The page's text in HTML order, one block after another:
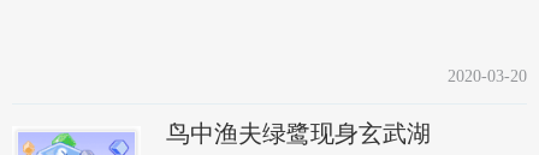
2020-03-20
鸟中渔夫绿鹭现身玄武湖